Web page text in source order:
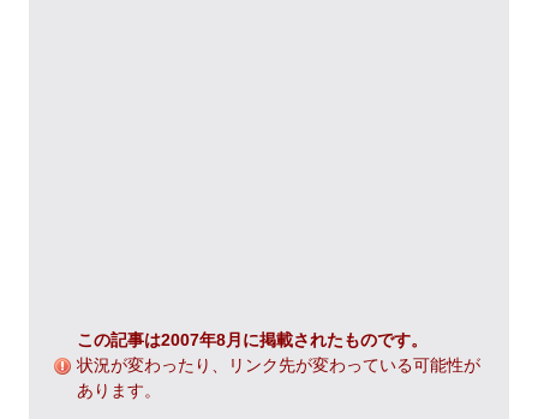
この記事は2007年8月に掲載されたものです。
状況が変わったり、リンク先が変わっている可能性が
あります。